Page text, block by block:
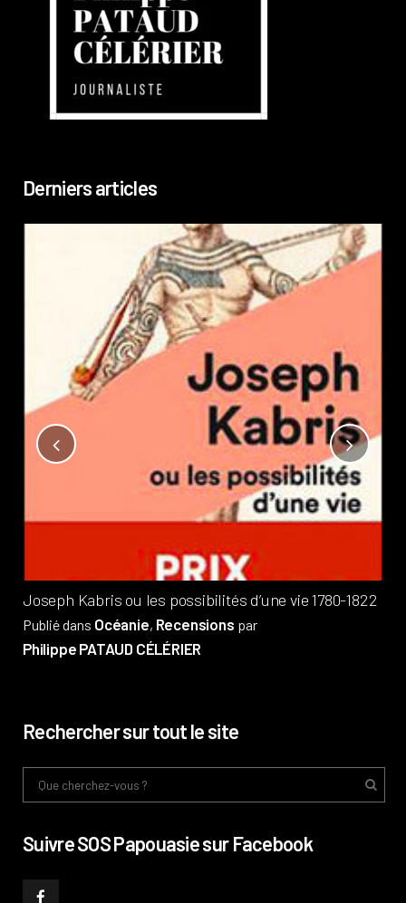
Derniers articles
Joseph Kabris ou les possibilités d’une vie 1780-1822
Publié dans Océanie, Recensions par
Philippe PATAUD CÉLÉRIER
Rechercher sur tout le site
Suivre SOS Papouasie sur Facebook